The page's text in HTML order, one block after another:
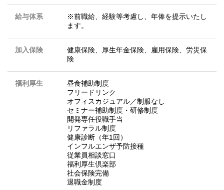
給与体系
※前職給、経験等考慮し、年俸を提示いたし
ます。
加入保険
健康保険、厚生年金保険、雇用保険、労災保
険
福利厚生
昼食補助制度
フリードリンク
オフィスカジュアル／制服なし
セミナー補助制度・研修制度
開発専任役職手当
リファラル制度
健康診断（年1回）
インフルエンザ予防接種
従業員相談窓口
福利厚生倶楽部
社会保険完備
退職金制度